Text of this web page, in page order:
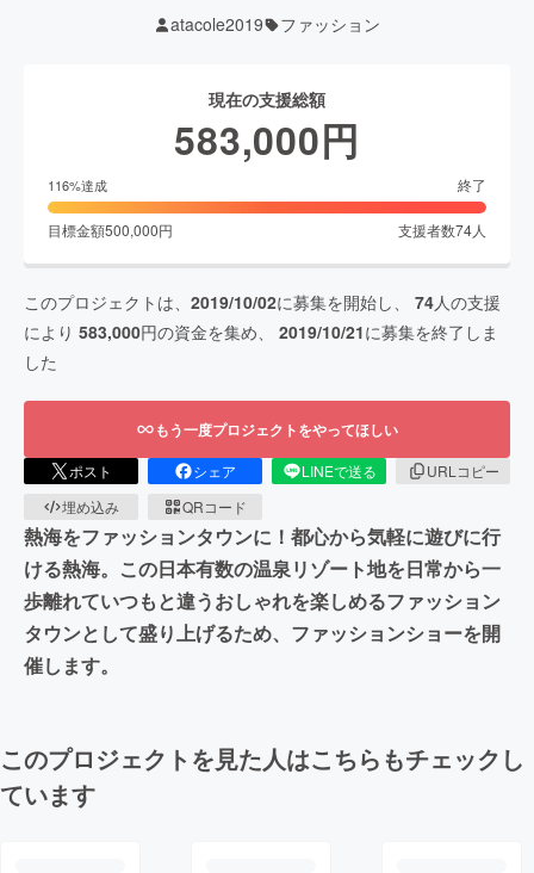
atacole2019 ファッション
現在の支援総額
583,000円
116%達成 終了
目標金額500,000円 支援者数74人
このプロジェクトは、 2019/10/02に募集を開始し、 74人の支援
により 583,000円の資金を集め、 2019/10/21に募集を終了しま
した
もう一度プロジェクトをやってほしい
ポスト シェア LINEで送る
URLコピー
埋め込み
QRコード
熱海をファッションタウンに！都心から気軽に遊びに行
ける熱海。この日本有数の温泉リゾート地を日常から一
歩離れていつもと違うおしゃれを楽しめるファッション
タウンとして盛り上げるため、ファッションショーを開
催します。
このプロジェクトを見た人はこちらもチェックし
ています